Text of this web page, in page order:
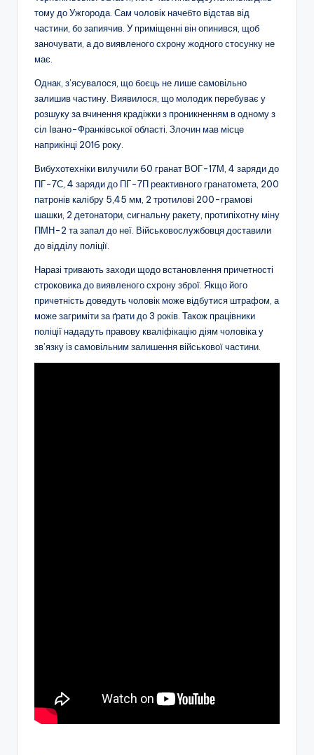
тому до Ужгорода. Сам чоловік начебто відстав від
частини, бо запиячив. У приміщенні він опинився, щоб
заночувати, а до виявленого схрону жодного стосунку не
має.
Однак, з’ясувалося, що боєць не лише самовільно
залишив частину. Виявилося, що молодик перебуває у
розшуку за вчинення крадіжки з проникненням в одному з
сіл Івано-Франківської області. Злочин мав місце
наприкінці 2016 року.
Вибухотехніки вилучили 60 гранат ВОГ-17М, 4 заряди до
ПГ-7С, 4 заряди до ПГ-7П реактивного гранатомета, 200
патронів калібру 5,45 мм, 2 тротилові 200-грамові
шашки, 2 детонатори, сигнальну ракету, протипіхотну міну
ПМН-2 та запал до неї. Військовослужбовця доставили
до відділу поліції.
Наразі тривають заходи щодо встановлення причетності
строковика до виявленого схрону зброї. Якщо його
причетність доведуть чоловік може відбутися штрафом, а
може загриміти за ґрати до 3 років. Також працівники
поліції нададуть правову кваліфікацію діям чоловіка у
зв’язку із самовільним залишення військової частини.